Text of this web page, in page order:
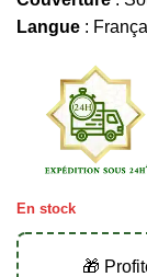
Langue :
En stock
🎁